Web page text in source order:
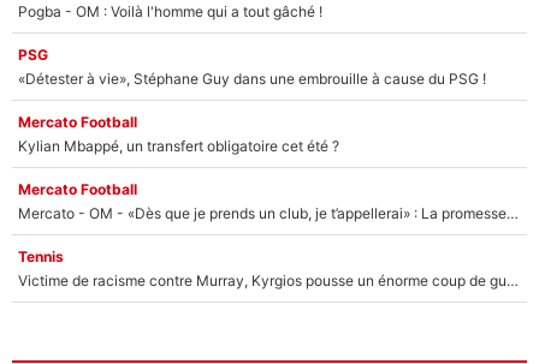
Pogba - OM : Voilà l'homme qui a tout gâché !
PSG
«Détester à vie», Stéphane Guy dans une embrouille à cause du PSG !
Mercato Football
Kylian Mbappé, un transfert obligatoire cet été ?
Mercato Football
Mercato - OM - «Dès que je prends un club, je t’appellerai» : La promesse de Marcelino au moment de claquer la porte
Tennis
Victime de racisme contre Murray, Kyrgios pousse un énorme coup de gueule !